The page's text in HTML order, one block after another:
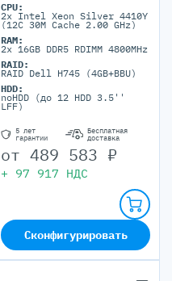
CPU:
2x Intel Xeon Silver 4410Y
(12C 30M Cache 2.00 GHz)
RAM:
2x 16GB DDR5 RDIMM 4800MHz
RAID:
RAID Dell H745 (4GB+BBU)
HDD:
noHDD (до 12 HDD 3.5''
LFF)
5 лет
гарантии
Бесплатная
доставка
от 489 583 ₽
+ 97 917 НДС
Сконфигурировать